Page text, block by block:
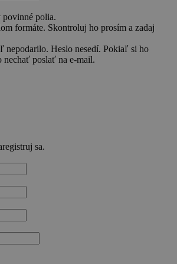
povinné polia.
formáte. Skontroluj ho prosím a zadaj
nepodarilo. Heslo nesedí. Pokiaľ si ho
nechať poslať na e-mail.
sa.